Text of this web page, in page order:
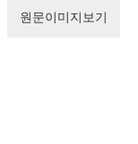
원문이미지보기